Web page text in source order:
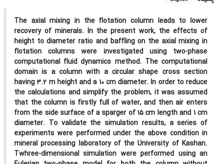
The axial mixing in the flotation column leads to lower
recovery of minerals. In the present work, the effects of
height to diameter ratio and baffling on the axial mixing in
flotation columns were investigated using two-phase
computational fluid dynamics method. The computational
domain is a column with a circular shape cross section
having 3.2 m height and a 10 cm diameter. In order to reduce
the calculations and simplify the problem, it was assumed
that the column is firstly full of water, and then air enters
from the side surface of a sparger of 15 cm length and 1 cm
diameter. To validate the simulation results, a series of
experiments were performed under the above condition in
mineral processing laboratory of the University of Kashan.
Twhree-dimensional simulation were performed using an